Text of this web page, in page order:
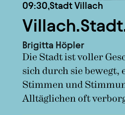
09:30,Stadt Villach
Brigitta Höpler
Die Stadt ist voller
sich durch sie bewegt,
Stimmen und
Alltäglichen oft